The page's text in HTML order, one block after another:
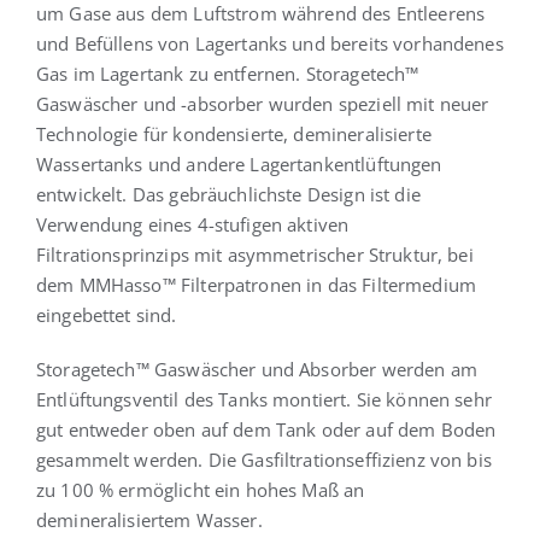
um Gase aus dem Luftstrom während des Entleerens
und Befüllens von Lagertanks und bereits vorhandenes
Gas im Lagertank zu entfernen. Storagetech™
Gaswäscher und -absorber wurden speziell mit neuer
Technologie für kondensierte, demineralisierte
Wassertanks und andere Lagertankentlüftungen
entwickelt. Das gebräuchlichste Design ist die
Verwendung eines 4-stufigen aktiven
Filtrationsprinzips mit asymmetrischer Struktur, bei
dem MMHasso™ Filterpatronen in das Filtermedium
eingebettet sind.
Storagetech™ Gaswäscher und Absorber werden am
Entlüftungsventil des Tanks montiert. Sie können sehr
gut entweder oben auf dem Tank oder auf dem Boden
gesammelt werden. Die Gasfiltrationseffizienz von bis
zu 100 % ermöglicht ein hohes Maß an
demineralisiertem Wasser.